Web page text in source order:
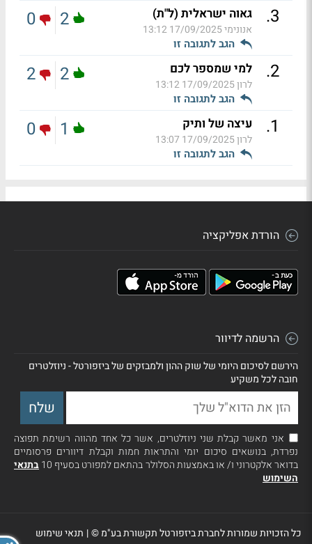
3
. גאוה ישראלית (ל"ת)
אנונימי17/09/2025 13:12
הגב לתגובה זו
2
0
2
. למי שמספר לכם
לרון17/09/2025 13:12
הגב לתגובה זו
2
2
1
. עיצה של ותיק
לרון17/09/2025 13:07
הגב לתגובה זו
1
0
הורדת אפליקציה
הרשמה לדיוור
הירשם לסיכום היומי של שוק ההון ולמבזקים של ביזפורטל - ניוזלטרים
חובה לכל משקיע
אני מאשר קבלת שני ניוזלטרים, אשר כל אחד מהווה רשימת תפוצה
נפרדת, בנושאים סיכום יומי והתראות חמות וקבלת דיוורים פרסומיים
בדואר אלקטרוני ו/ או באמצעות הסלולר בהתאם למפורט בסעיף 10
בתנאי
השימוש
כל הזכויות שמורות לחברת ביזפורטל תקשורת בע"מ ©| תנאי שימוש